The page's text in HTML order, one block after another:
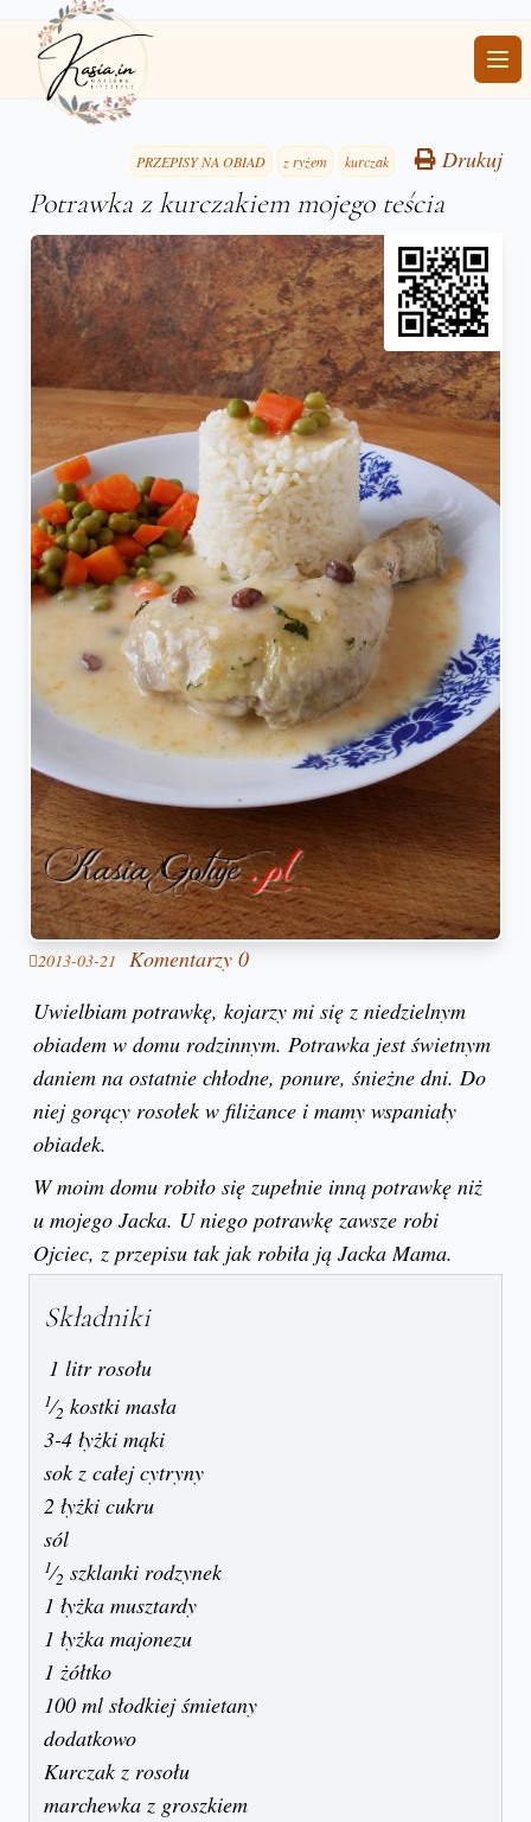
PRZEPISY NA OBIAD z ryżem kurczak Drukuj
Potrawka z kurczakiem mojego teścia
2013-03-21
Komentarzy 0
Uwielbiam potrawkę, kojarzy mi się z niedzielnym
obiadem w domu rodzinnym. Potrawka jest świetnym
daniem na ostatnie chłodne, ponure, śnieżne dni. Do
niej gorący rosołek w filiżance i mamy wspaniały
obiadek.
W moim domu robiło się zupełnie inną potrawkę niż
u mojego Jacka. U niego potrawkę zawsze robi
Ojciec, z przepisu tak jak robiła ją Jacka Mama.
Składniki
1 litr rosołu
1⁄2 kostki masła
3-4 łyżki mąki
sok z całej cytryny
2 łyżki cukru
sól
1⁄2 szklanki rodzynek
1 łyżka musztardy
1 łyżka majonezu
1 żółtko
100 ml słodkiej śmietany
dodatkowo
Kurczak z rosołu
marchewka z groszkiem